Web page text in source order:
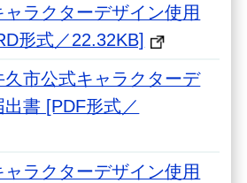
ラクターデザイン使用
形式／22.32KB]
久市公式キャラクターデ
書 [PDF形式／
ラクターデザイン使用